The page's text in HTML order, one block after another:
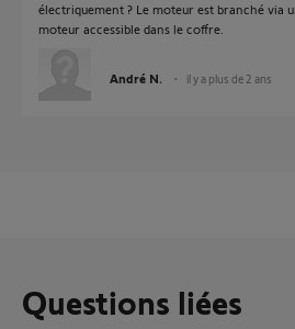
électriquement ? Le moteur est branché via
moteur accessible dans le coffre.
André N. il y a plus de 2 ans
Questions liées